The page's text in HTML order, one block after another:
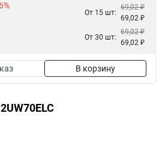
От 15 шт:
69,02 ₽
69,02 ₽
От 30 шт:
69,02 ₽
69,02 ₽
В корзину